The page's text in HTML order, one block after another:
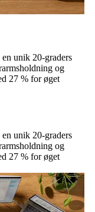
unik 20-graders
og
27 % for øget
unik 20-graders
og
27 % for øget